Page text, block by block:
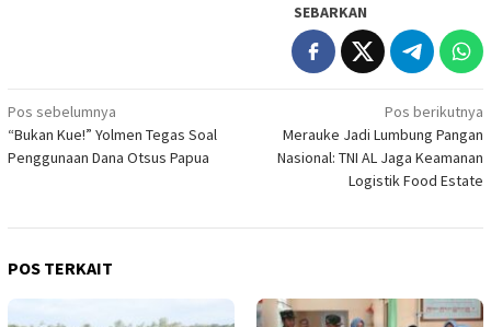
SEBARKAN
Navigasi
pos
Pos sebelumnya
“Bukan Kue!” Yolmen Tegas Soal
Penggunaan Dana Otsus Papua
Pos berikutnya
Merauke Jadi Lumbung Pangan
Nasional: TNI AL Jaga Keamanan
Logistik Food Estate
POS TERKAIT